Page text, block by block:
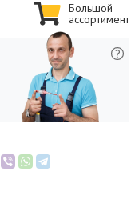
Большой
ассортимент